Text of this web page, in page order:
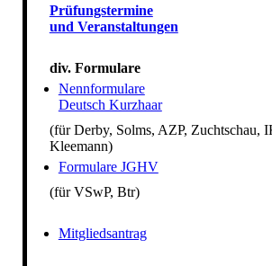
Prüfungstermine
und Veranstaltungen
div. Formulare
Nennformulare
Deutsch Kurzhaar
(für Derby, Solms, AZP, Zuchtschau,
Kleemann)
Formulare JGHV
(für VSwP, Btr)
Mitgliedsantrag